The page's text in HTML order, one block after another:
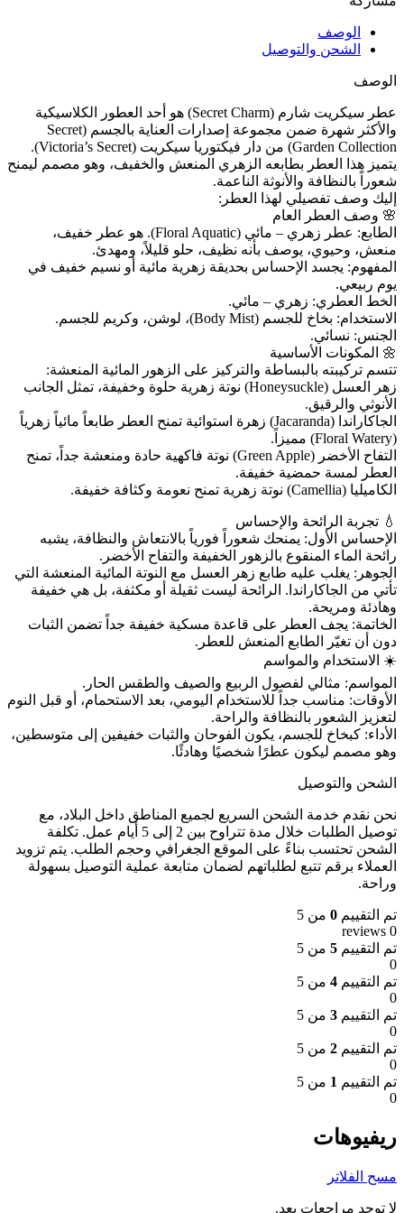
الوصف
الشحن والتوصيل
الوصف
عطر سيكريت شارم (Secret Charm) هو أحد العطور الكلاسيكية
والأكثر شهرة ضمن مجموعة إصدارات العناية بالجسم (Secret
Garden Collection) من دار فيكتوريا سيكريت (Victoria’s Secret).
يتميز هذا العطر بطابعه الزهري المنعش والخفيف، وهو مصمم ليمنح
شعوراً بالنظافة والأنوثة الناعمة.
إليك وصف تفصيلي لهذا العطر:
🌸 وصف العطر العام
الطابع: عطر زهري – مائي (Floral Aquatic). هو عطر خفيف،
منعش، وحيوي، يوصف بأنه نظيف، حلو قليلاً، ومهدئ.
المفهوم: يجسد الإحساس بحديقة زهرية مائية أو نسيم خفيف في
يوم ربيعي.
الخط العطري: زهري – مائي.
الاستخدام: بخاخ للجسم (Body Mist)، لوشن، وكريم للجسم.
الجنس: نسائي.
🌼 المكونات الأساسية
تتسم تركيبته بالبساطة والتركيز على الزهور المائية المنعشة:
زهر العسل (Honeysuckle) نوتة زهرية حلوة وخفيفة، تمثل الجانب
الأنوثي والرقيق.
الجاكاراندا (Jacaranda) زهرة استوائية تمنح العطر طابعاً مائياً زهرياً
(Floral Watery) مميزاً.
التفاح الأخضر (Green Apple) نوتة فاكهية حادة ومنعشة جداً، تمنح
العطر لمسة حمضية خفيفة.
الكاميليا (Camellia) نوتة زهرية تمنح نعومة وكثافة خفيفة.
💧 تجربة الرائحة والإحساس
الإحساس الأول: يمنحك شعوراً فورياً بالانتعاش والنظافة، يشبه
رائحة الماء المنقوع بالزهور الخفيفة والتفاح الأخضر.
الجوهر: يغلب عليه طابع زهر العسل مع النوتة المائية المنعشة التي
تأتي من الجاكاراندا. الرائحة ليست ثقيلة أو مكثفة، بل هي خفيفة
وهادئة ومريحة.
الخاتمة: يجف العطر على قاعدة مسكية خفيفة جداً تضمن الثبات
دون أن تغيّر الطابع المنعش للعطر.
☀️ الاستخدام والمواسم
المواسم: مثالي لفصول الربيع والصيف والطقس الحار.
الأوقات: مناسب جداً للاستخدام اليومي، بعد الاستحمام، أو قبل النوم
لتعزيز الشعور بالنظافة والراحة.
الأداء: كبخاخ للجسم، يكون الفوحان والثبات خفيفين إلى متوسطين،
وهو مصمم ليكون عطرًا شخصيًا وهادئًا.
الشحن والتوصيل
نحن نقدم خدمة الشحن السريع لجميع المناطق داخل البلاد، مع
توصيل الطلبات خلال مدة تتراوح بين 2 إلى 5 أيام عمل. تكلفة
الشحن تحتسب بناءً على الموقع الجغرافي وحجم الطلب. يتم تزويد
العملاء برقم تتبع لطلباتهم لضمان متابعة عملية التوصيل بسهولة
وراحة.
تم التقييم 0 من 5
0 reviews
تم التقييم 5 من 5
0
تم التقييم 4 من 5
0
تم التقييم 3 من 5
0
تم التقييم 2 من 5
0
تم التقييم 1 من 5
0
ريفيوهات
مسح الفلاتر
لا توجد مراجعات بعد.